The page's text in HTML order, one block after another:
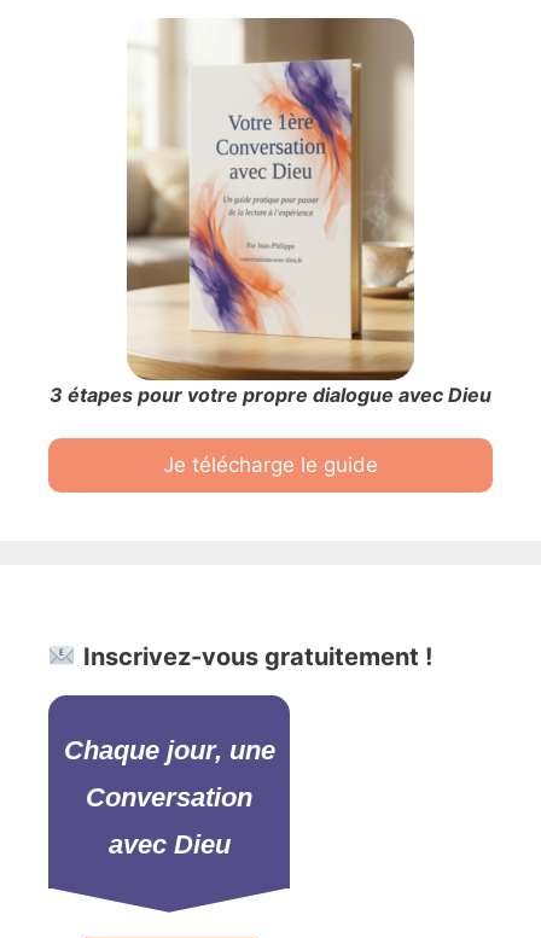
3 étapes pour votre propre dialogue avec Dieu
Je télécharge le guide
Inscrivez-vous gratuitement !
Chaque jour, une
Conversation
avec Dieu